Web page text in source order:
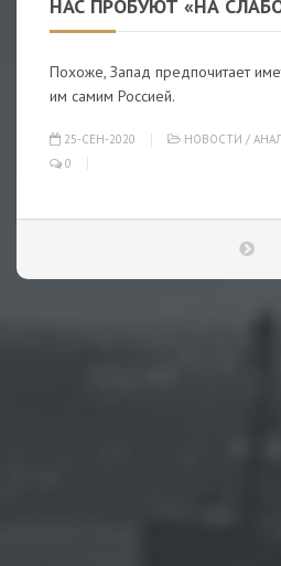
НАС ПРОБУЮТ «НА
Похоже, Запад предпочитает
им самим Россией.
25-СЕН-2020 НОВОСТИ /
0